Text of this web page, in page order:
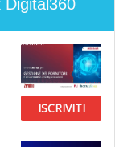
ISCRIVITI